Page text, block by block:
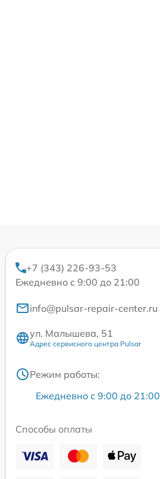
+7 (343) 226-93-53
Ежедневно с 9:00 до 21:00
info@pulsar-repair-center.ru
ул. Малышева, 51
Адрес сервисного центра Pulsar
Режим работы:
Ежедневно с 9:00 до 21:00
Способы оплаты